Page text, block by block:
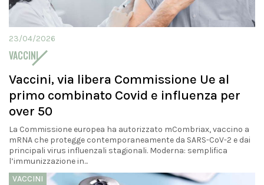
23/04/2026
VACCINI
Vaccini, via libera Commissione Ue al
primo combinato Covid e influenza per
over 50
La Commissione europea ha autorizzato mCombriax, vaccino a
mRNA che protegge contemporaneamente da SARS-CoV-2 e dai
principali virus influenzali stagionali. Moderna: semplifica
l’immunizzazione in...
VACCINI